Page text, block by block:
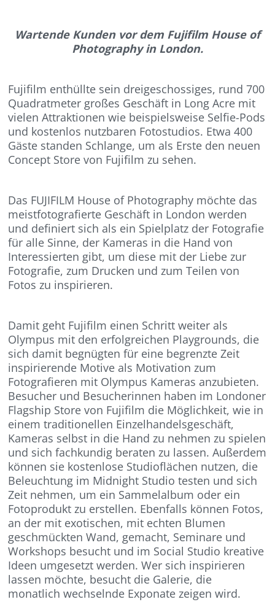
Wartende Kunden vor dem Fujifilm House of
Photography in London.
Fujifilm enthüllte sein dreigeschossiges, rund 700
Quadratmeter großes Geschäft in Long Acre mit
vielen Attraktionen wie beispielsweise Selfie-Pods
und kostenlos nutzbaren Fotostudios. Etwa 400
Gäste standen Schlange, um als Erste den neuen
Concept Store von Fujifilm zu sehen.
Das FUJIFILM House of Photography möchte das
meistfotografierte Geschäft in London werden
und definiert sich als ein Spielplatz der Fotografie
für alle Sinne, der Kameras in die Hand von
Interessierten gibt, um diese mit der Liebe zur
Fotografie, zum Drucken und zum Teilen von
Fotos zu inspirieren.
Damit geht Fujifilm einen Schritt weiter als
Olympus mit den erfolgreichen Playgrounds, die
sich damit begnügten für eine begrenzte Zeit
inspirierende Motive als Motivation zum
Fotografieren mit Olympus Kameras anzubieten.
Besucher und Besucherinnen haben im Londoner
Flagship Store von Fujifilm die Möglichkeit, wie in
einem traditionellen Einzelhandelsgeschäft,
Kameras selbst in die Hand zu nehmen zu spielen
und sich fachkundig beraten zu lassen. Außerdem
können sie kostenlose Studioflächen nutzen, die
Beleuchtung im Midnight Studio testen und sich
Zeit nehmen, um ein Sammelalbum oder ein
Fotoprodukt zu erstellen. Ebenfalls können Fotos,
an der mit exotischen, mit echten Blumen
geschmückten Wand, gemacht, Seminare und
Workshops besucht und im Social Studio kreative
Ideen umgesetzt werden. Wer sich inspirieren
lassen möchte, besucht die Galerie, die
monatlich wechselnde Exponate zeigen wird.